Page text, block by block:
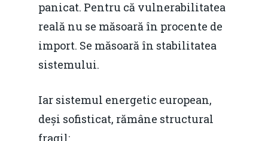
panicat. Pentru că vulnerabilitatea
reală nu se măsoară în procente de
import. Se măsoară în stabilitatea
sistemului.
Iar sistemul energetic european,
deși sofisticat, rămâne structural
fragil: